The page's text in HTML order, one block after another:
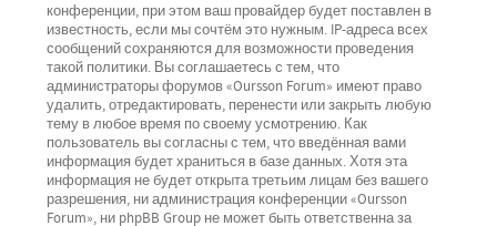
конференции, при этом ваш провайдер будет поставлен в
известность, если мы сочтём это нужным. IP-адреса всех
сообщений сохраняются для возможности проведения
такой политики. Вы соглашаетесь с тем, что
администраторы форумов «Oursson Forum» имеют право
удалить, отредактировать, перенести или закрыть любую
тему в любое время по своему усмотрению. Как
пользователь вы согласны с тем, что введённая вами
информация будет храниться в базе данных. Хотя эта
информация не будет открыта третьим лицам без вашего
разрешения, ни администрация конференции «Oursson
Forum», ни phpBB Group не может быть ответственна за